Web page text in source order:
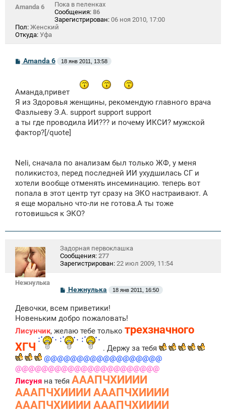
Amanda 6
Пока в пеленках
Сообщения: 86
Зарегистрирован: 06 ноя 2010, 17:00
Пол: Женский
Откуда: Уфа
С
е
н
и
е
Amanda 6 18 янв 2011, 13:58
Аманда,привет
Я из Здоровья женщины, рекомендую главного врача
Фазлыеву Э.А. support support support
а ты где проводила ИИ??? и почему ИКСИ? мужской
фактор?[/quote]
Neli, сначала по анализам был только ЖФ, у меня
поликистоз, перед последней ИИ ухудшилась СГ и
хотели вообще отменять инсеминацию. теперь вот
попала в этот центр тут сразу на ЭКО настраивают. А
я еще морально что-ли не готова.А ты тоже
готовишься к ЭКО?
Нежнулька
Задорная первоклашка
Сообщения: 277
Зарегистрирован: 22 июл 2009, 11:54
С
б
щ
н
и
е
Нежнулька 18 янв 2011, 16:50
Девочки, всем приветики!
Новеньким добро пожаловать!
Лисунчик, желаю тебе только трехзначного
ХГЧ
. Держу за тебя
@@@@@@@@@@@@@@@@@@
@@@@@@@@@@@@@@@@@@@@@@
Лисуня на тебя АААПЧХИИИИ
АААПЧХИИИИ АААПЧХИИИИ
АААПЧХИИИИ АААПЧХИИИИ